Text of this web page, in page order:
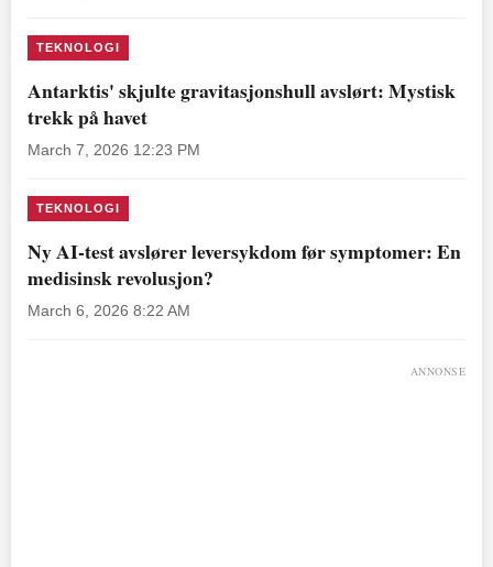
TEKNOLOGI
Antarktis' skjulte gravitasjonshull avslørt: Mystisk
trekk på havet
March 7, 2026 12:23 PM
TEKNOLOGI
Ny AI-test avslører leversykdom før symptomer: En
medisinsk revolusjon?
March 6, 2026 8:22 AM
ANNONSE